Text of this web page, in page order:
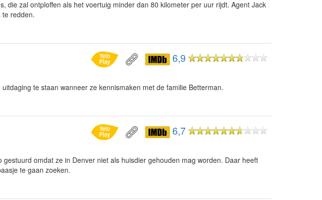
die zal ontploffen als het voertuig minder dan 80 kilometer per uur rijdt. Agent Jack
te redden.
6,9
te staan wanneer ze kennismaken met de familie Betterman.
6,7
omdat ze in Denver niet als huisdier gehouden mag worden. Daar heeft
te gaan zoeken.